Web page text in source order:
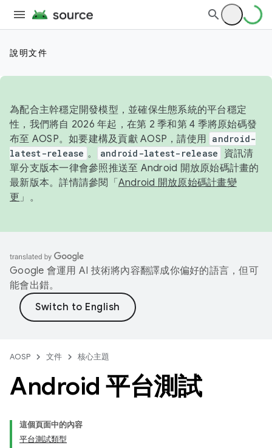
說明文件
為配合主幹穩定開發模型，並確保生態系統的平台穩定
性，我們將自 2026 年起，在第 2 季和第 4 季將原始碼發
布至 AOSP。如要建構及貢獻 AOSP，請使用 android-
latest-release 。 android-latest-release
資訊清
單分支版本一律會參照推送至 Android 開放原始碼計畫的
最新版本。詳情請參閱「 Android 開放原始碼計畫變
更 」。
Google 會運用 AI 技術將內容翻譯成你偏好的語言，但可
能會出錯。
AOSP 文件 核心主題
Android 平台測試
這個頁面中的內容
平台測試類型